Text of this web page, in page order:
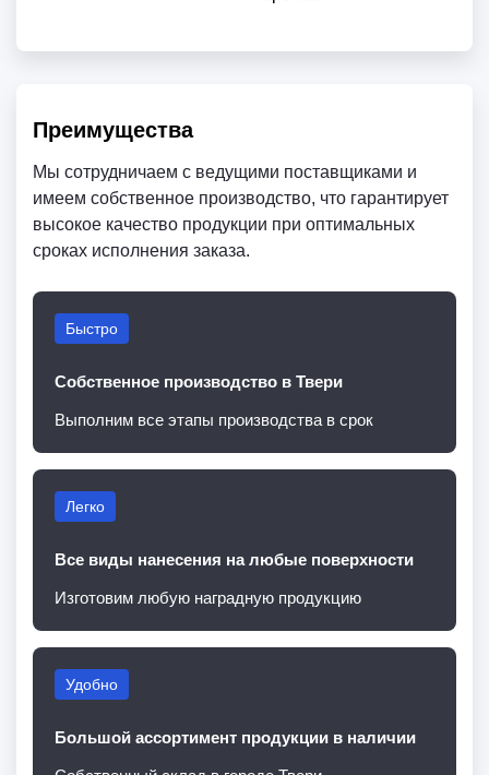
Преимущества
Мы сотрудничаем с ведущими поставщиками и
имеем собственное производство, что гарантирует
высокое качество продукции при оптимальных
сроках исполнения заказа.
Быстро
Собственное производство в Твери
Выполним все этапы производства в срок
Легко
Все виды нанесения на любые поверхности
Изготовим любую наградную продукцию
Удобно
Большой ассортимент продукции в наличии